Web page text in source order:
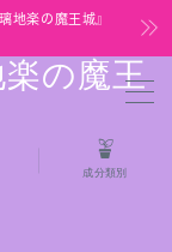
地楽の魔王城』
の魔王
成分類別